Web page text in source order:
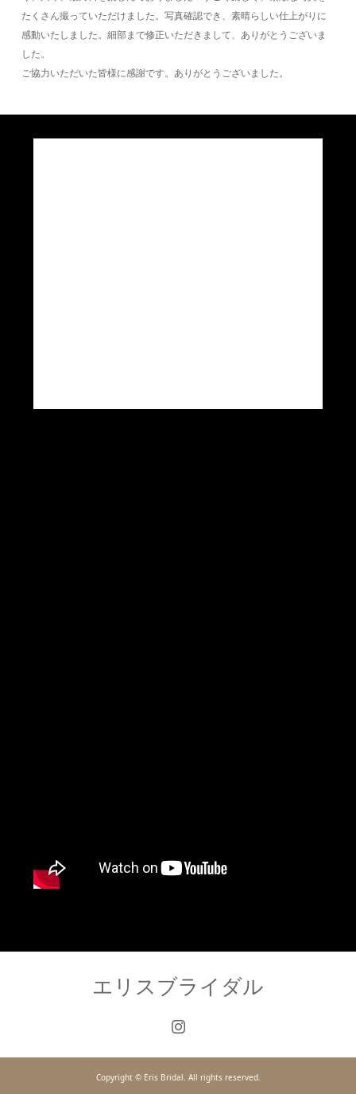
たくさん撮っていただけました。写真確認でき、素晴らしい仕上がりに
感動いたしました。細部まで修正いただきまして、ありがとうございま
した。
ご協力いただいた皆様に感謝です。ありがとうございました。
エリスブライダル
Copyright © Eris Bridal. All rights reserved.